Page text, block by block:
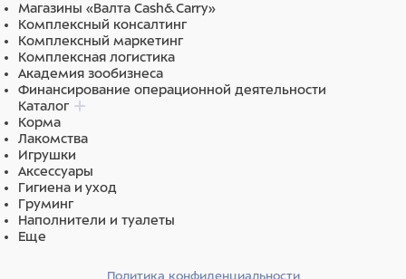
Состав: мясо и субпродукты 40% (в том числе
индейка не менее 12%), рис, витамины и минералы,
растительное масло, псиллиум, таурин.
Энергетическая ценность (калорийность) на 100 г:
87ккал/363кДж.
Магазины «Валта Cash&Carry»
Комплексный консалтинг
Комплексный маркетинг
Комплексная логистика
Академия зообизнеса
Финансирование операционной деятельности
Каталог
Корма
Лакомства
Игрушки
Аксессуары
Гигиена и уход
Груминг
Наполнители и туалеты
Еще
Политика конфиденциальности